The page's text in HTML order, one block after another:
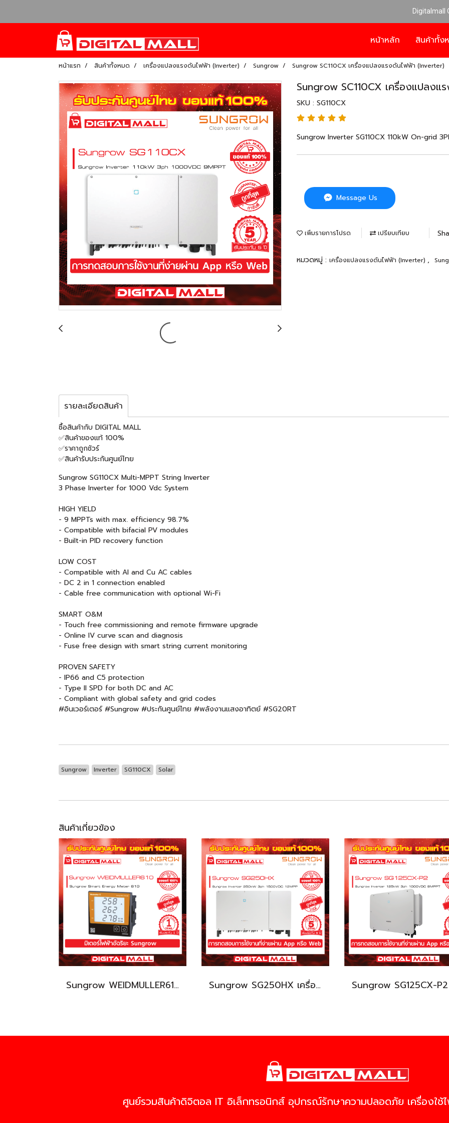
Digitalmall
หน้าหลัก สินค้าทั้ง
หน้าแรก สินค้าทั้งหมด เครื่องแปลงแรงดันไฟฟ้า (Inverter) Sungrow Sungrow SC110CX เครื่องแปลงแรงดันไฟฟ้า (Inverter)
Sungrow SC110CX เครื่องแปลง
SKU : SG110CX
Sungrow Inverter SG110CX 110kW On-grid
Message Us
เพิ่มรายการโปรด เปรียบเทียบ
หมวดหมู่ : เครื่องแปลงแรงดันไฟฟ้า (Inverter) ,
รายละเอียดสินค้า
ซื้อสินค้ากับ DIGITAL MALL
✅สินค้าของแท้ 100%
✅ราคาถูกชัวร์
✅สินค้ารับประกันศูนย์ไทย
Sungrow SG110CX Multi-MPPT String Inverter
3 Phase Inverter for 1000 Vdc System
HIGH YIELD
- 9 MPPTs with max. efficiency 98.7%
- Compatible with bifacial PV modules
- Built-in PID recovery function
LOW COST
- Compatible with Al and Cu AC cables
- DC 2 in 1 connection enabled
- Cable free communication with optional Wi-Fi
SMART O&M
- Touch free commissioning and remote firmware upgrade
- Online IV curve scan and diagnosis
- Fuse free design with smart string current monitoring
PROVEN SAFETY
- IP66 and C5 protection
- Type II SPD for both DC and AC
- Compliant with global safety and grid codes
#อินเวอร์เตอร์ #Sungrow #ประกันศูนย์ไทย #พลังงานแสงอาทิตย์ #SG20RT
Sungrow Inverter SG110CX Solar
สินค้าเกี่ยวข้อง
Sungrow WEIDMULLER610 เครื่องแปลงแรงดันไฟฟ้า (Inverter) Sungrow SG250HX เครื่องแปลงแรงดันไฟฟ้า (Inverter)
ศูนย์รวมสินค้าดิจิตอล IT อิเล็กทรอนิกส์ อุปกรณ์รักษาความปลอดภัย เครื่องใช้